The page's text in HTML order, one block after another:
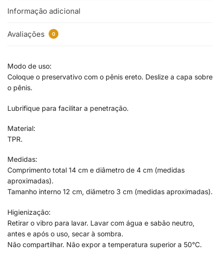
Informação adicional
Avaliações 0
Modo de uso:
Coloque o preservativo com o pênis ereto. Deslize a capa sobre
o pênis.
Lubrifique para facilitar a penetração.
Material:
TPR.
Medidas:
Comprimento total 14 cm e diâmetro de 4 cm (medidas
aproximadas).
Tamanho interno 12 cm, diãmetro 3 cm (medidas aproximadas).
Higienização:
Retirar o vibro para lavar. Lavar com água e sabão neutro,
antes e após o uso, secar à sombra.
Não compartilhar. Não expor a temperatura superior a 50°C.